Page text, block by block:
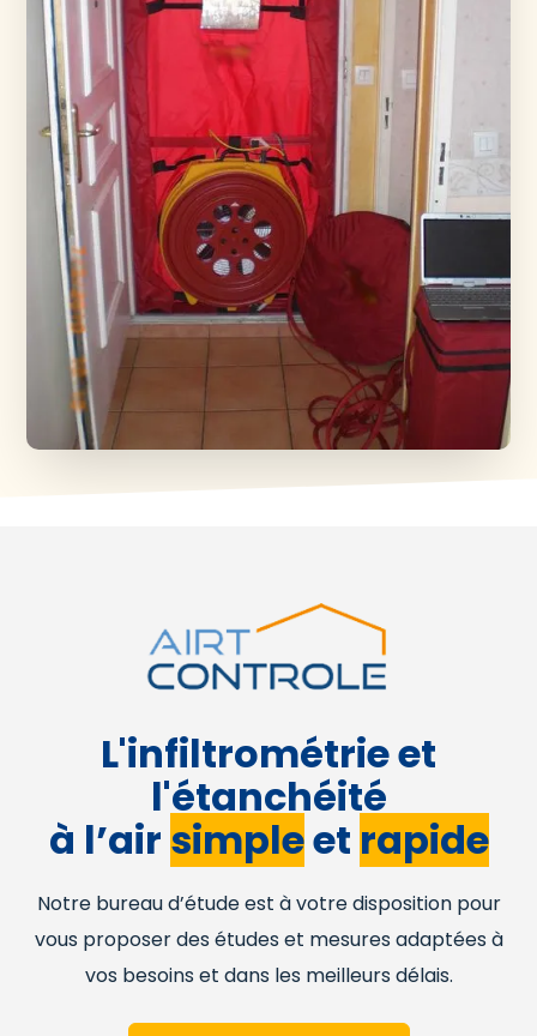
L'infiltrométrie et
l'étanchéité
à l’air simpleet rapide
Notre bureau d’étude est à votre disposition pour
vous proposer des études et mesures adaptées à
vos besoins et dans les meilleurs délais.